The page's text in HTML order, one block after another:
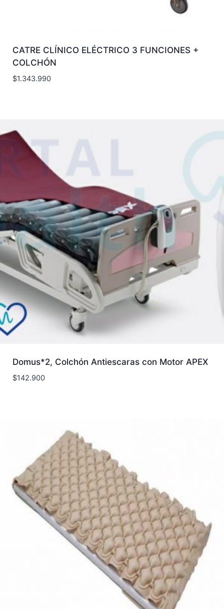
CATRE CLÍNICO ELÉCTRICO 3 FUNCIONES +
COLCHÓN
$1.343.990
Domus*2, Colchón Antiescaras con Motor APEX
$142.900